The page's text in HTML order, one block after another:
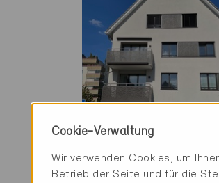
Definitiv
Cookie-Verwaltung
Wir verwenden Cookies, um
Betrieb der Seite und für die